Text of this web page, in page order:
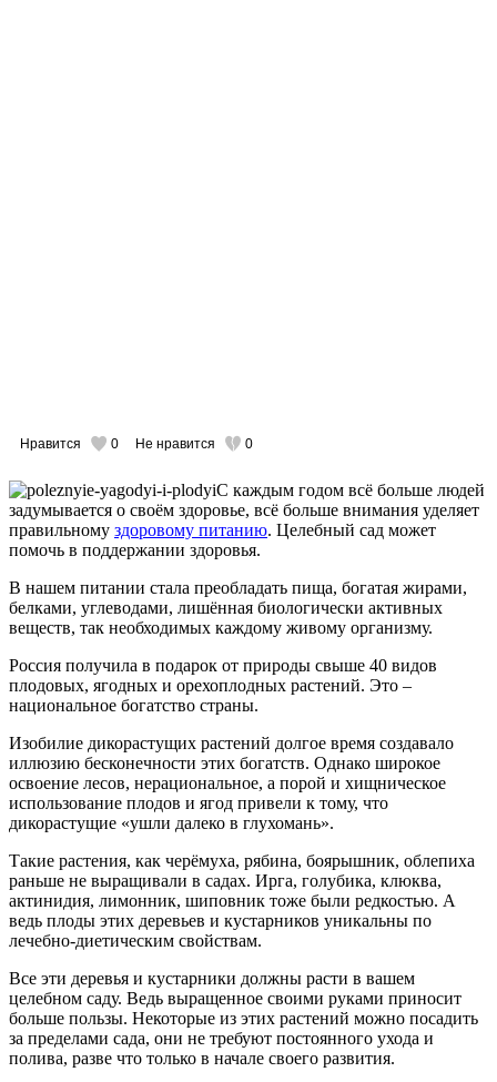
Нравится 0 Не нравится 0
С каждым годом всё больше людей
задумывается о своём здоровье, всё больше внимания уделяет
правильному здоровому питанию. Целебный сад может
помочь в поддержании здоровья.
В нашем питании стала преобладать пища, богатая жирами,
белками, углеводами, лишённая биологически активных
веществ, так необходимых каждому живому организму.
Россия получила в подарок от природы свыше 40 видов
плодовых, ягодных и орехоплодных растений. Это –
национальное богатство страны.
Изобилие дикорастущих растений долгое время создавало
иллюзию бесконечности этих богатств. Однако широкое
освоение лесов, нерациональное, а порой и хищническое
использование плодов и ягод привели к тому, что
дикорастущие «ушли далеко в глухомань».
Такие растения, как черёмуха, рябина, боярышник, облепиха
раньше не выращивали в садах. Ирга, голубика, клюква,
актинидия, лимонник, шиповник тоже были редкостью. А
ведь плоды этих деревьев и кустарников уникальны по
лечебно-диетическим свойствам.
Все эти деревья и кустарники должны расти в вашем
целебном саду. Ведь выращенное своими руками приносит
больше пользы. Некоторые из этих растений можно посадить
за пределами сада, они не требуют постоянного ухода и
полива, разве что только в начале своего развития.